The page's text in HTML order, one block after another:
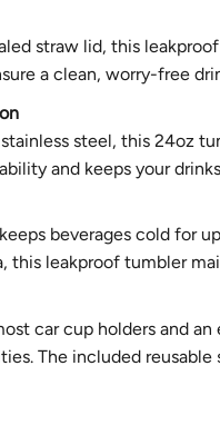
straw lid, this
a clean, worry-free
steel, this 24oz
and keeps your
beverages cold for
this leakproof tumbler
car cup holders and
The included